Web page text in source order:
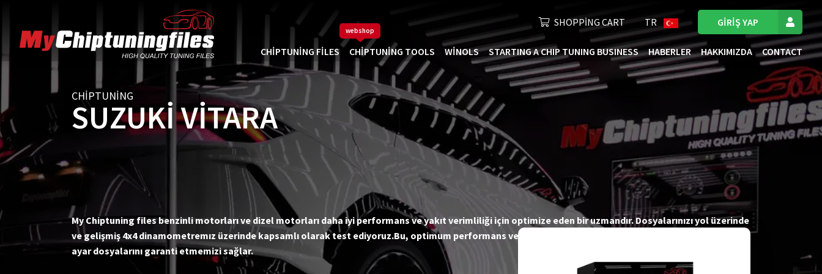
SHOPPING CART TR GIRIŞ YAP
CHIPTUNING FILES CHIPTUNING TOOLS
webshop
WINOLS STARTING A CHIP TUNING BUSINESS HABERLER HAKKIMIZDA CONTACT
CHIPTUNING
SUZUKI VITARA
My Chiptuning files benzinli motorları ve dizel motorları daha iyi performans ve yakıt verimliliği için optimize eden bir uzmandır. Dosyalarınızı yol üzerinde
ve gelişmiş 4x4 dinamometremız üzerinde kapsamlı olarak test ediyoruz.Bu, optimum performans ve yakıt tasarrufu karışımlarıyla yüksek kaliteli ECU
ayar dosyalarını garanti etmemizi sağlar.